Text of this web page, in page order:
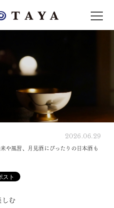
や風習、月見酒にぴったりの日本酒も
2026.06.29
しむ